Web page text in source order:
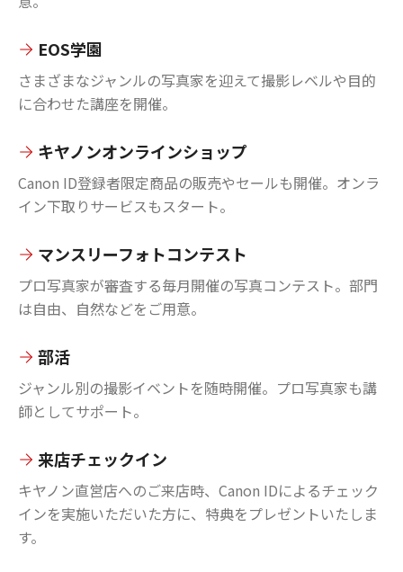
EOS学園
さまざまなジャンルの写真家を迎えて撮影レベルや目的
に合わせた講座を開催。
キヤノンオンラインショップ
Canon ID登録者限定商品の販売やセールも開催。オンラ
イン下取りサービスもスタート。
マンスリーフォトコンテスト
プロ写真家が審査する毎月開催の写真コンテスト。部門
は自由、自然などをご用意。
部活
ジャンル別の撮影イベントを随時開催。プロ写真家も講
師としてサポート。
来店チェックイン
キヤノン直営店へのご来店時、Canon IDによるチェック
インを実施いただいた方に、特典をプレゼントいたしま
す。